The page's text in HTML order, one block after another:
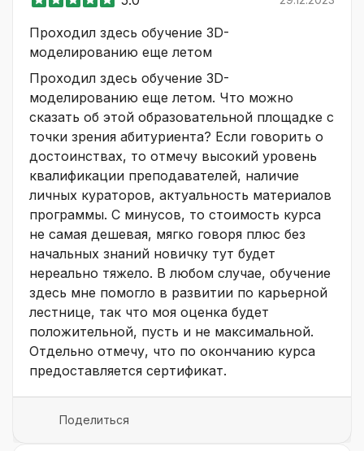
Проходил здесь обучение 3D-
моделированию еще летом
Проходил здесь обучение 3D-
моделированию еще летом. Что можно
сказать об этой образовательной площадке с
точки зрения абитуриента? Если говорить о
достоинствах, то отмечу высокий уровень
квалификации преподавателей, наличие
личных кураторов, актуальность материалов
программы. С минусов, то стоимость курса
не самая дешевая, мягко говоря плюс без
начальных знаний новичку тут будет
нереально тяжело. В любом случае, обучение
здесь мне помогло в развитии по карьерной
лестнице, так что моя оценка будет
положительной, пусть и не максимальной.
Отдельно отмечу, что по окончанию курса
предоставляется сертификат.
Поделиться